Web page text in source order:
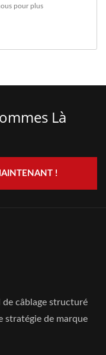
pour plus
Là
!
câblage structuré
stratégie de marque